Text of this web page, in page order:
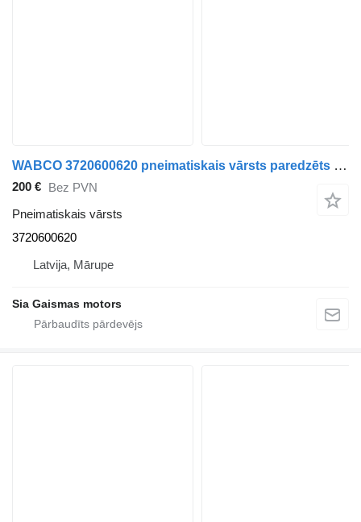
WABCO 3720600620 pneimatiskais vārsts paredzēts autobusa
200 € Bez PVN
Pneimatiskais vārsts
3720600620
Latvija, Mārupe
Sia Gaismas motors